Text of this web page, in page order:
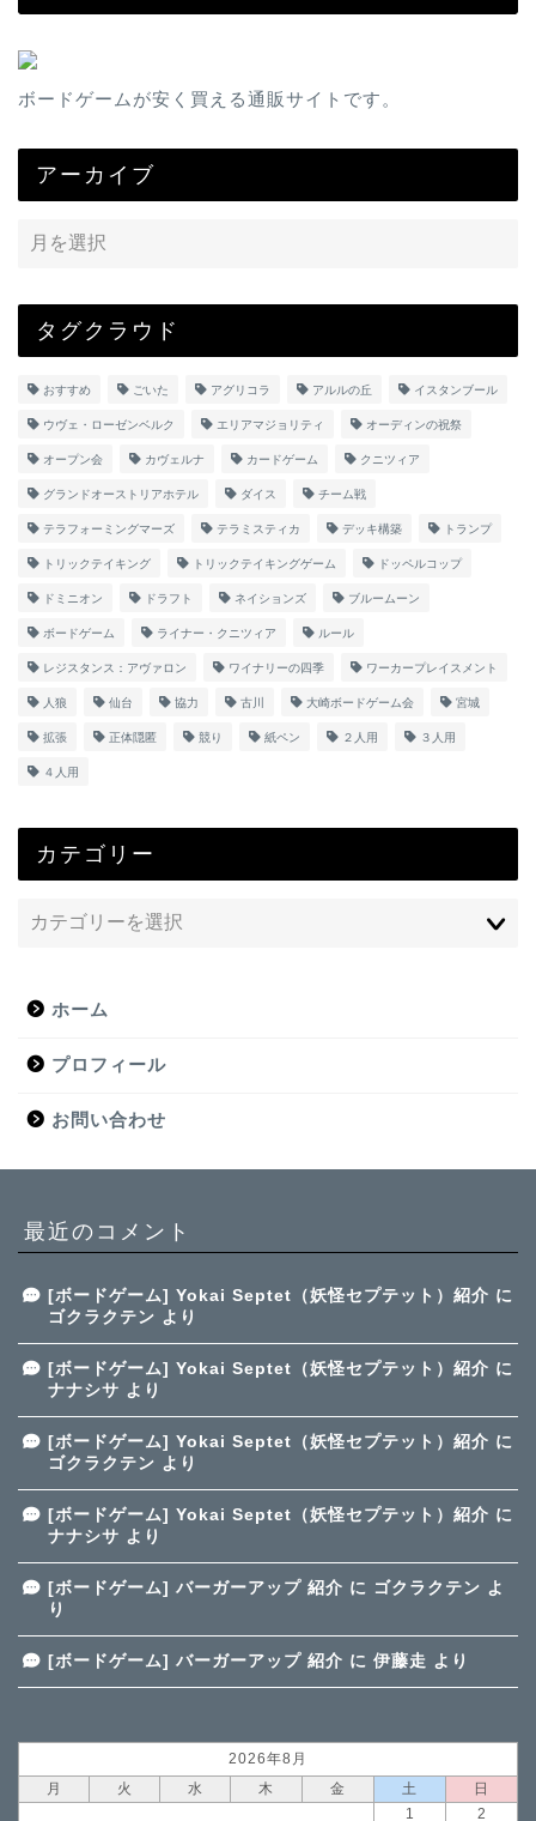
ボードゲームが安く買える通販サイトです。
アーカイブ
タグクラウド
おすすめ ごいた アグリコラ アルルの丘 イスタンブール
ウヴェ・ローゼンベルク エリアマジョリティ オーディンの祝祭
オープン会 カヴェルナ カードゲーム クニツィア
グランドオーストリアホテル ダイス チーム戦
テラフォーミングマーズ テラミスティカ デッキ構築 トランプ
トリックテイキング トリックテイキングゲーム ドッペルコップ
ドミニオン ドラフト ネイションズ ブルームーン
ボードゲーム ライナー・クニツィア ルール
レジスタンス：アヴァロン ワイナリーの四季 ワーカープレイスメント
人狼 仙台 協力 古川 大崎ボードゲーム会 宮城
拡張 正体隠匿 競り 紙ペン ２人用 ３人用
４人用
カテゴリー
ホーム
プロフィール
お問い合わせ
最近のコメント
[ボードゲーム] Yokai Septet（妖怪セプテット）紹介 に
ゴクラクテン より
[ボードゲーム] Yokai Septet（妖怪セプテット）紹介 に
ナナシサ より
[ボードゲーム] Yokai Septet（妖怪セプテット）紹介 に
ゴクラクテン より
[ボードゲーム] Yokai Septet（妖怪セプテット）紹介 に
ナナシサ より
[ボードゲーム] バーガーアップ 紹介 に ゴクラクテン よ
り
[ボードゲーム] バーガーアップ 紹介 に 伊藤走 より
2026年8月
月
火 水 木 金 土
日
1
2